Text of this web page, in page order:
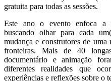
gratuita para todas as sessões.
Este ano o evento enfoca a
buscando olhar para cada
mudança e construtores de
fronteiras. Mais de 40
documentário e animação
diferentes realidades que
experiências e reflexões sobre o